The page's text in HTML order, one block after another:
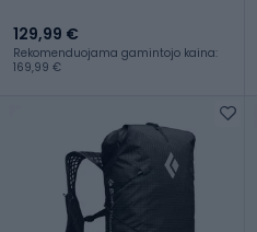
129,99 €
Rekomenduojama gamintojo kaina:
169,99 €